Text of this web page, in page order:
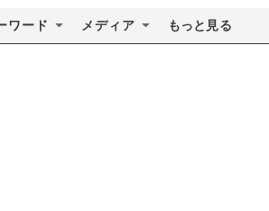
ワード メディア もっと見る